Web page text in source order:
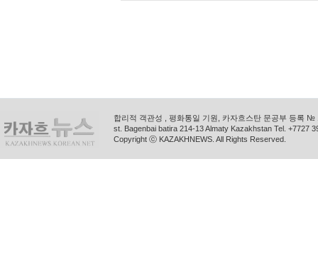
합리적 객관성 , 평화통일 기원, 카자흐스탄 문공부 등록
st. Bagenbai batira 214-13 Almaty Kazakhstan Tel. +7727
Copyright ⓒ KAZAKHNEWS. All Rights Reserved.